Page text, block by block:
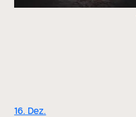
16. Dez.